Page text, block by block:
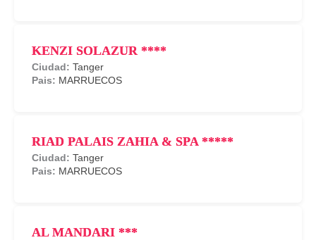
KENZI SOLAZUR ****
Tanger
MARRUECOS
RIAD PALAIS ZAHIA & SPA *****
Tanger
MARRUECOS
AL MANDARI ***